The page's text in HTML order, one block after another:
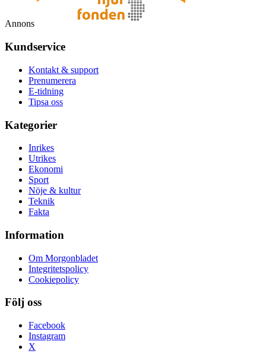
Annons
Kundservice
Kontakt & support
Prenumerera
E-tidning
Tipsa oss
Kategorier
Inrikes
Utrikes
Ekonomi
Sport
Nöje & kultur
Teknik
Fakta
Information
Om Morgonbladet
Integritetspolicy
Cookiepolicy
Följ oss
Facebook
Instagram
X